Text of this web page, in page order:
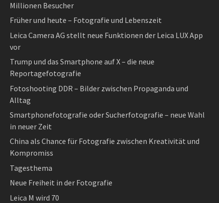
Millionen Besucher
Früher und heute – Fotografie und Lebenszeit
Leica Camera AG stellt neue Funktionen der Leica LUX App
vor
Trump und das Smartphone auf X – die neue
Reportagefotografie
Fotoshooting DDR – Bilder zwischen Propaganda und
Alltag
Smartphonefotografie oder Sucherfotografie – neue Wahl
in neuer Zeit
China als Chance für Fotografie zwischen Kreativität und
Kompromiss
Tagesthema
Neue Freiheit in der Fotografie
Leica M wird 70